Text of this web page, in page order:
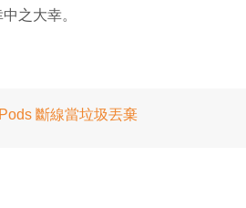
之大幸。
斷線當垃圾丟棄